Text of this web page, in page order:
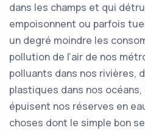
dans les champs et qui
empoisonnent ou parfois
un degré moindre les
pollution de l’air de nos
polluants dans nos rivières,
plastiques dans nos
épuisent nos réserves en
choses dont le simple bon